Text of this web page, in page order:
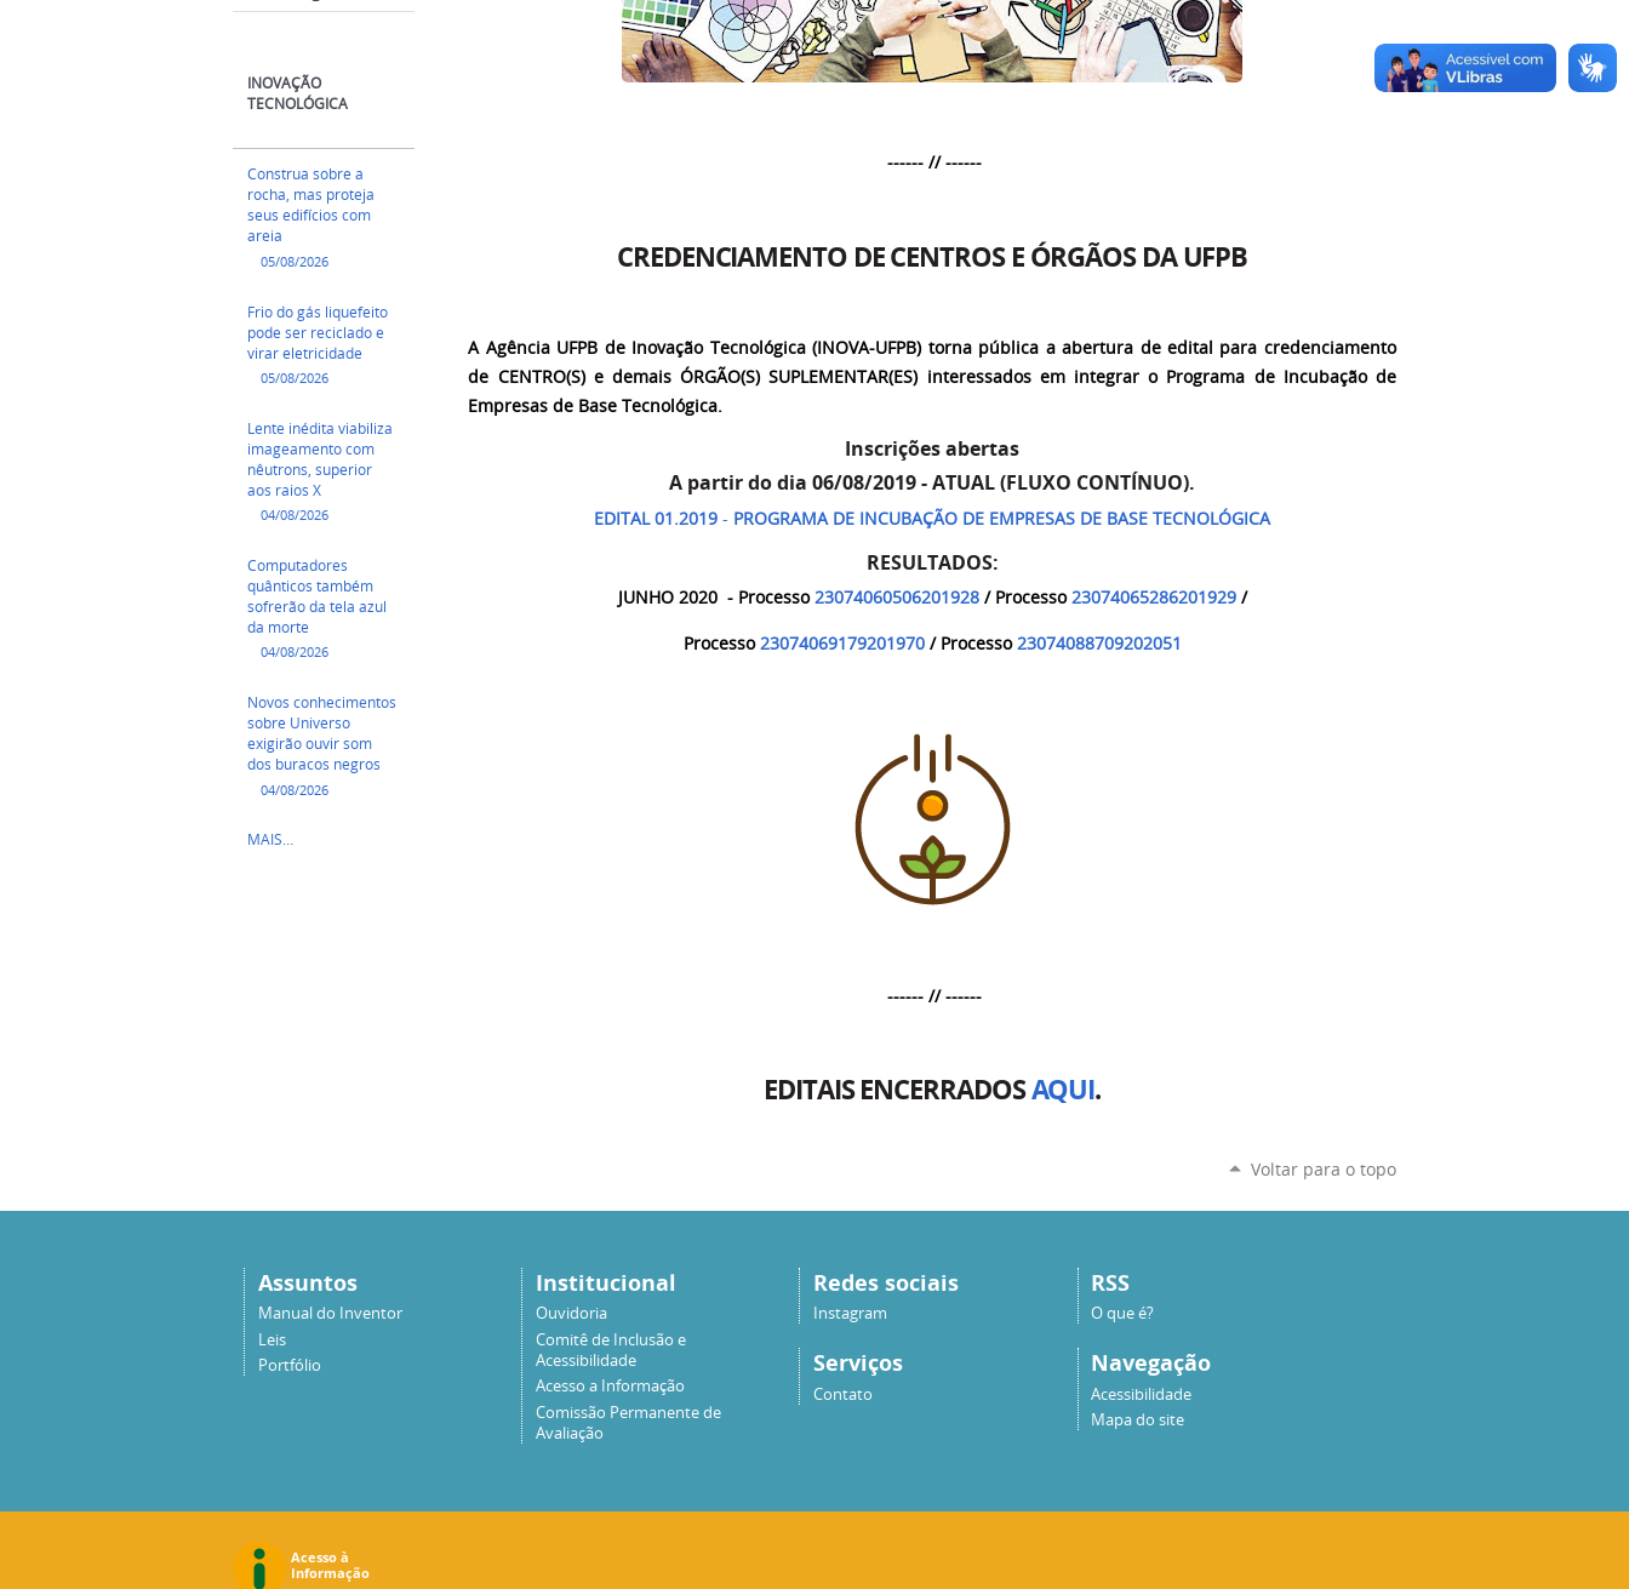
INOVAÇÃO
TECNOLÓGICA
Construa sobre a
rocha, mas proteja
seus edifícios com
areia
05/08/2026
Frio do gás liquefeito
pode ser reciclado e
virar eletricidade
05/08/2026
Lente inédita viabiliza
imageamento com
nêutrons, superior
aos raios X
04/08/2026
Computadores
quânticos também
sofrerão da tela azul
da morte
04/08/2026
Novos conhecimentos
sobre Universo
exigirão ouvir som
dos buracos negros
04/08/2026
INOVAÇÃO
MAIS…
------ // ------
CREDENCIAMENTO DE CENTROS E ÓRGÃOS DA UFPB
A Agência UFPB de Inovação Tecnológica (INOVA-UFPB) torna pública a abertura de edital para credenciamento
de CENTRO(S) e demais ÓRGÃO(S) SUPLEMENTAR(ES) interessados em integrar o Programa de Incubação de
Empresas de Base Tecnológica.
Inscrições abertas
A partir do dia 06/08/2019 - ATUAL (FLUXO CONTÍNUO).
EDITAL 01.2019 - PROGRAMA DE INCUBAÇÃO DE EMPRESAS DE BASE TECNOLÓGICA
RESULTADOS:
JUNHO 2020 - Processo23074060506201928/ Processo23074065286201929/
Processo23074069179201970/ Processo23074088709202051
------ // ------
EDITAIS ENCERRADOSAQUI.
Voltar para o topo
Assuntos
Manual do Inventor
Leis
Portfólio
Institucional
Ouvidoria
Comitê de Inclusão e
Acessibilidade
Acesso a Informação
Comissão Permanente de
Avaliação
Redes sociais
Instagram
Serviços
Contato
RSS
O que é?
Navegação
Acessibilidade
Mapa do site